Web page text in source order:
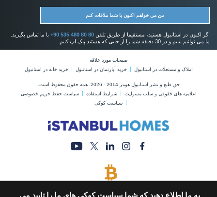
من می خواهم اکنون با شما ملاقات کنم
اگر اکنون در استانبول هستید، مستقیما از طریق تلفن +90 535 480 80 80 با ما تماس بگیرید.
ما می توانیم بیایم و در 30 دقیقه شما را از جایی که هستید پیک اپ کنیم.
صفحات مورد علاقه
املاک و مستغلات در استانبول
خرید آپارتمان در استانبول خرید خانه در استانبول
حق طبع و نشر استانبول هومز 2014 - 2026. همه حقوق محفوظ است.
اعلامیه های خقوقی و سلب مسولیت
شرایط استفاده
سیاست حفظ حریم خصوصی
سیاست کوکی
به ما اطلاع دهید که شما سیاست کوکی های ما را تایید می